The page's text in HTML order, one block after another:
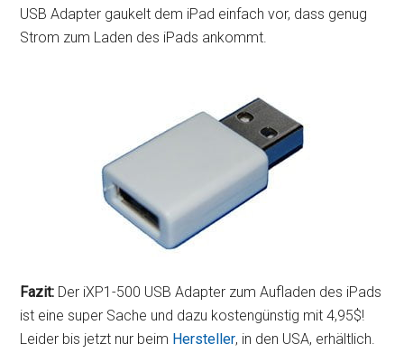
USB Adapter gaukelt dem iPad einfach vor, dass genug
Strom zum Laden des iPads ankommt.
Fazit: Der iXP1-500 USB Adapter zum Aufladen des iPads
ist eine super Sache und dazu kostengünstig mit 4,95$!
Leider bis jetzt nur beim Hersteller, in den USA, erhältlich.